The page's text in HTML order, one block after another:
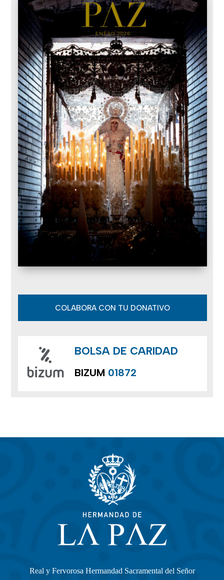
COLABORA CON TU DONATIVO
BOLSA DE CARIDAD
BIZUM 01872
Real y Fervorosa Hermandad Sacramental del Señor